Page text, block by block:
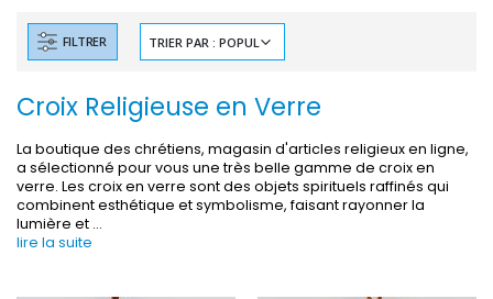
FILTRER
Croix Religieuse en Verre
La boutique des chrétiens, magasin d'articles religieux en ligne,
a sélectionné pour vous une très belle gamme de croix en
verre. Les croix en verre sont des objets spirituels raffinés qui
combinent esthétique et symbolisme, faisant rayonner la
lumière et ...
lire la suite